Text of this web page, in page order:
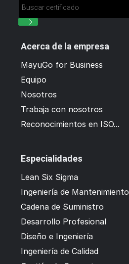
Acerca de la empresa
MayuGo for Business
Equipo
Nosotros
Trabaja con nosotros
Reconocimientos en ISO...
Especialidades
Lean Six Sigma
Ingeniería de Mantenimiento
Cadena de Suministro
Desarrollo Profesional
Diseño e Ingeniería
Ingeniería de Calidad